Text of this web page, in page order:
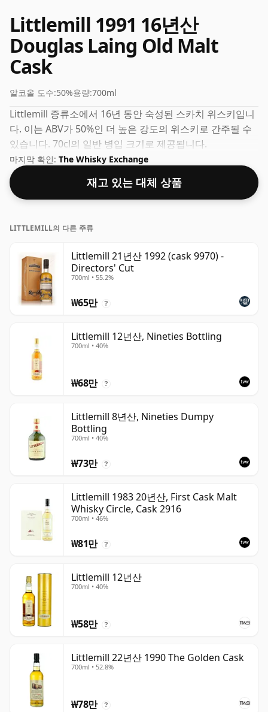
Littlemill 1991 16년산
Douglas Laing Old Malt
Cask
알코올 도수:50%용량:700ml
Littlemill 증류소에서 16년 동안 숙성된 스카치 위스키입니
다. 이는 ABV가 50%인 더 높은 강도의 위스키로 간주될 수
있습니다. 70cl의 일반 병입 크기로 제공됩니다.
마지막 확인: The Whisky Exchange
재고 있는 대체 상품
LITTLEMILL의 다른 주류
Littlemill 21년산 1992 (cask 9970) -
Directors' Cut
700ml • 55.2%
₩65만 ?
Littlemill 12년산, Nineties Bottling
700ml • 40%
₩68만 ?
Littlemill 8년산, Nineties Dumpy
Bottling
700ml • 40%
₩73만 ?
Littlemill 1983 20년산, First Cask Malt
Whisky Circle, Cask 2916
700ml • 46%
₩81만 ?
Littlemill 12년산
700ml • 40%
₩58만 ?
Littlemill 22년산 1990 The Golden Cask
700ml • 52.8%
₩78만 ?